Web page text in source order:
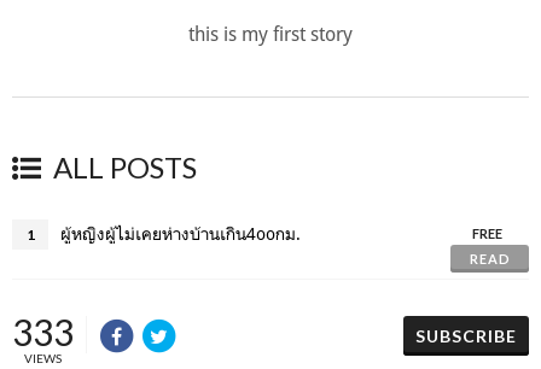
this is my first story
ALL POSTS
1 ผู้หญิงผู้ไม่เคยห่างบ้านเกิน4ooกม.
FREE
READ
333
VIEWS
SUBSCRIBE